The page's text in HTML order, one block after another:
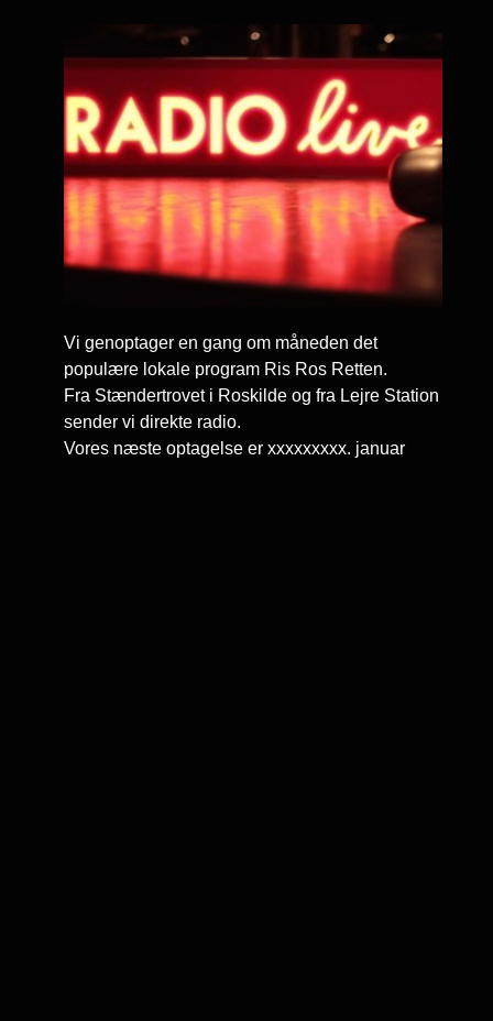
Vi genoptager en gang om måneden det
populære lokale program Ris Ros Retten.
Fra Stændertrovet i Roskilde og fra Lejre Station
sender vi direkte radio.
Vores næste optagelse er xxxxxxxxx. januar